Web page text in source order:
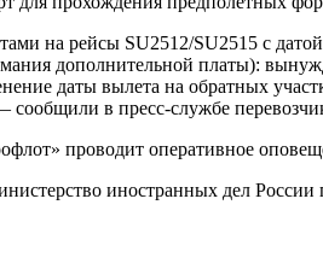
на рейсы SU2512/SU2515 с
дополнительной платы):
даты вылета на обратных
сообщили в пресс-службе
проводит оперативное
иностранных дел России